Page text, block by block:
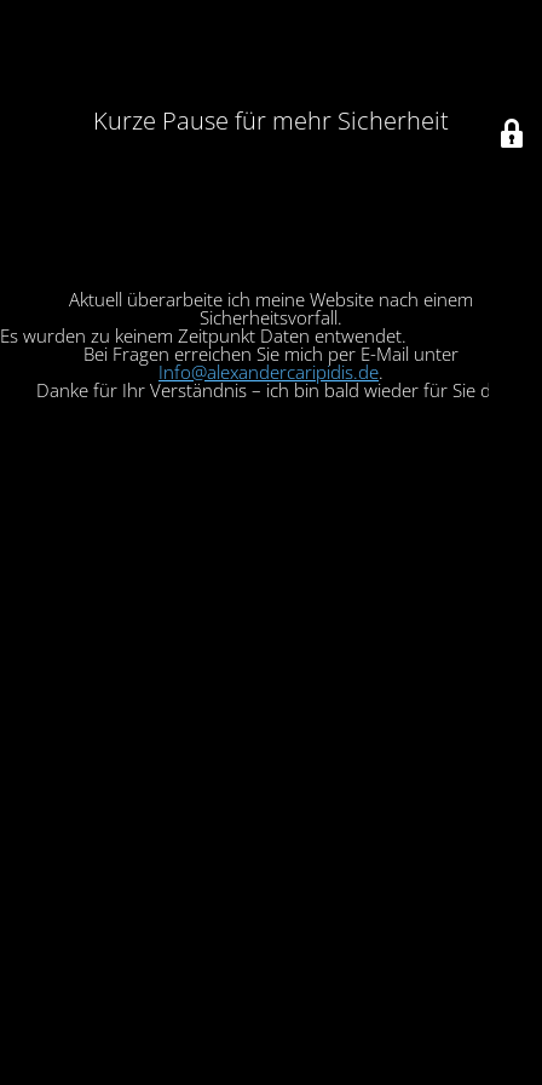
Kurze Pause für mehr Sicherheit
Aktuell überarbeite ich meine Website nach einem
Sicherheitsvorfall.
Es wurden zu keinem Zeitpunkt Daten entwendet.
Bei Fragen erreichen Sie mich per E-Mail unter
Info@alexandercaripidis.de.
Danke für Ihr Verständnis – ich bin bald wieder für Sie da!